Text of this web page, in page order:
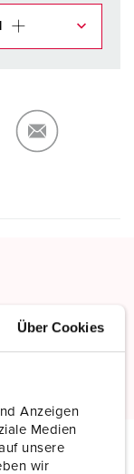
Über Cookies
Anzeigen
Medien
unsere
wir
LÄGG TILL